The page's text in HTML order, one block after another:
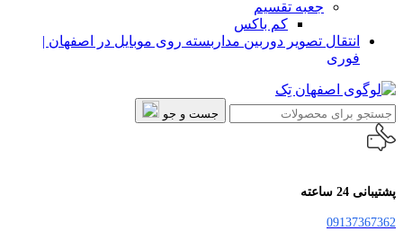
جعبه تقسیم
کم باکس
انتقال تصویر دوربین مداربسته روی موبایل در اصفهان |
فوری
جست و جو
پشتیبانی 24 ساعته
09137367362